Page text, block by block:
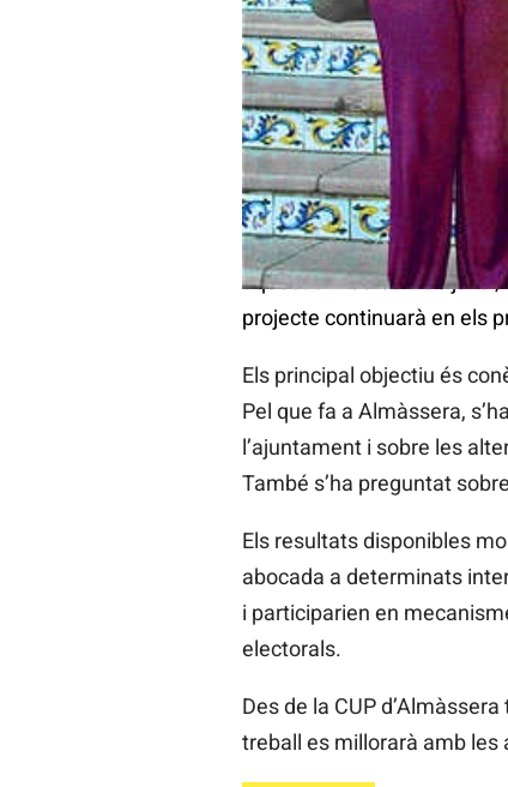
Entrega de les al•legacions a
Diari LaVeu
16/07/2014 18:30
La gent de la CUP
aquest dimecres 9 de juliol,
projecte continuarà en els
Els principal objectiu és
Pel que fa a Almàssera,
l’ajuntament i sobre les
També s’ha preguntat
Els resultats disponibles
abocada a determinats
i participarien en
electorals.
Des de la CUP
treball es millorarà amb les